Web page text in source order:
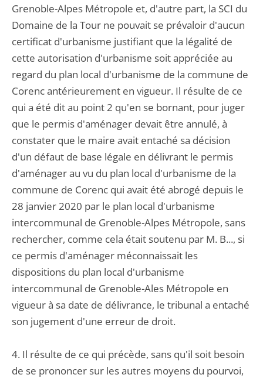
Grenoble-Alpes Métropole et, d'autre part, la SCI du
Domaine de la Tour ne pouvait se prévaloir d'aucun
certificat d'urbanisme justifiant que la légalité de
cette autorisation d'urbanisme soit appréciée au
regard du plan local d'urbanisme de la commune de
Corenc antérieurement en vigueur. Il résulte de ce
qui a été dit au point 2 qu'en se bornant, pour juger
que le permis d'aménager devait être annulé, à
constater que le maire avait entaché sa décision
d'un défaut de base légale en délivrant le permis
d'aménager au vu du plan local d'urbanisme de la
commune de Corenc qui avait été abrogé depuis le
28 janvier 2020 par le plan local d'urbanisme
intercommunal de Grenoble-Alpes Métropole, sans
rechercher, comme cela était soutenu par M. B..., si
ce permis d'aménager méconnaissait les
dispositions du plan local d'urbanisme
intercommunal de Grenoble-Ales Métropole en
vigueur à sa date de délivrance, le tribunal a entaché
son jugement d'une erreur de droit.
4. Il résulte de ce qui précède, sans qu'il soit besoin
de se prononcer sur les autres moyens du pourvoi,